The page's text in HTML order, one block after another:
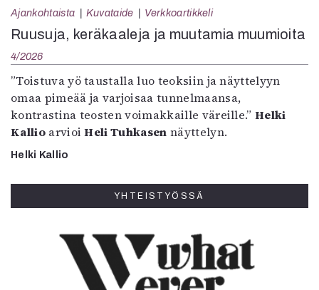
Ajankohtaista Kuvataide Verkkoartikkeli
Ruusuja, keräkaaleja ja muutamia muumioita
4/2026
”Toistuva yö taustalla luo teoksiin ja näyttelyyn
omaa pimeää ja varjoisaa tunnelmaansa,
kontrastina teosten voimakkaille väreille.”Helki
KallioarvioiHeli Tuhkasen näyttelyn.
Helki Kallio
YHTEISTYÖSSÄ